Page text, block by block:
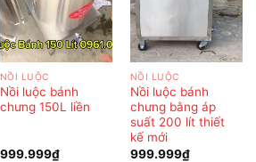
NỒI LUỘC
Nồi luộc bánh
chưng 150L liền
999.999₫
NỒI LUỘC
Nồi luộc bánh
chưng bằng áp
suất 200 lít thiết
kế mới
999.999₫